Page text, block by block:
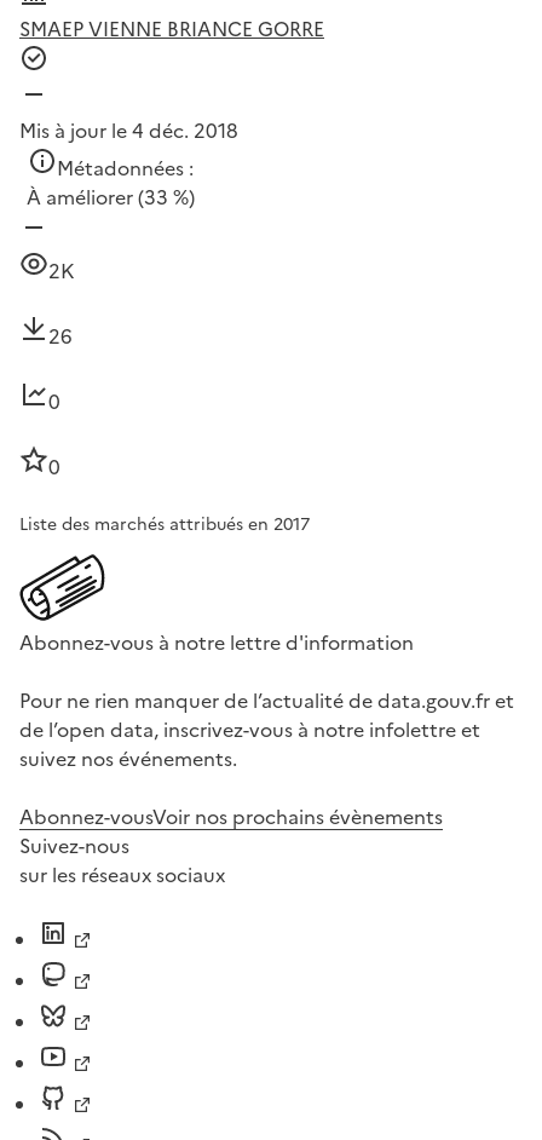
SMAEP VIENNE BRIANCE GORRE
Mis à jour le 4 déc. 2018
Métadonnées :
À améliorer(33 %)
2K
26
0
0
Liste des marchés attribués en 2017
Abonnez-vous à notre lettre d'information
Pour ne rien manquer de l’actualité de data.gouv.fr et
de l’open data, inscrivez-vous à notre infolettre et
suivez nos événements.
Abonnez-vousVoir nos prochains évènements
Suivez-nous
sur les réseaux sociaux